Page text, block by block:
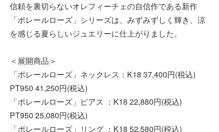
信頼を裏切らないオレフィーチェの自信作である新作
「ポレールローズ」シリーズは、みずみずしく輝き、涼
を感じる夏らしいジュエリーに仕上がりました。
＜展開商品＞
「ポレールローズ」ネックレス：K18 37,400円(税込)
PT950 41,250円(税込)
「ポレールローズ」ピアス ：K18 22,880円(税込)
PT950 25,080円(税込)
「ポレールローズ」リング ：K18 52,580円(税込)